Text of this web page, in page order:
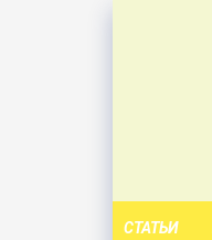
СТАТЬИ